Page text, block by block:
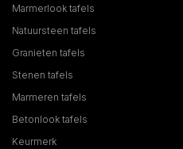
Marmerlook tafels
Natuursteen tafels
Granieten tafels
Stenen tafels
Marmeren tafels
Betonlook tafels
Keurmerk